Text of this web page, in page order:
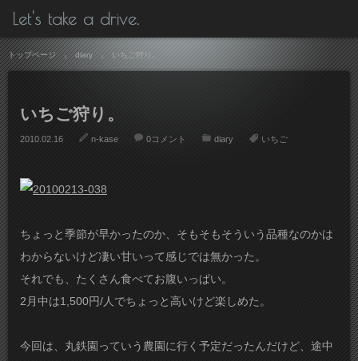
Let's take a drive.
トップページ diary いちご狩り。
いちご狩り。
2010.02.16 n-kase 0コメント diary いちご
ちょっと季節が早かったのか、そもそもそういう品種なのかは
わからないけど凄い甘いって感じでは無かった。
それでも、たくさん食べてお腹いっぱい。
2月中は1,500円/人でちょっと高いけど楽しめた。
今回は、丸鉄園っていう農園に行く予定だったんだけど、途中